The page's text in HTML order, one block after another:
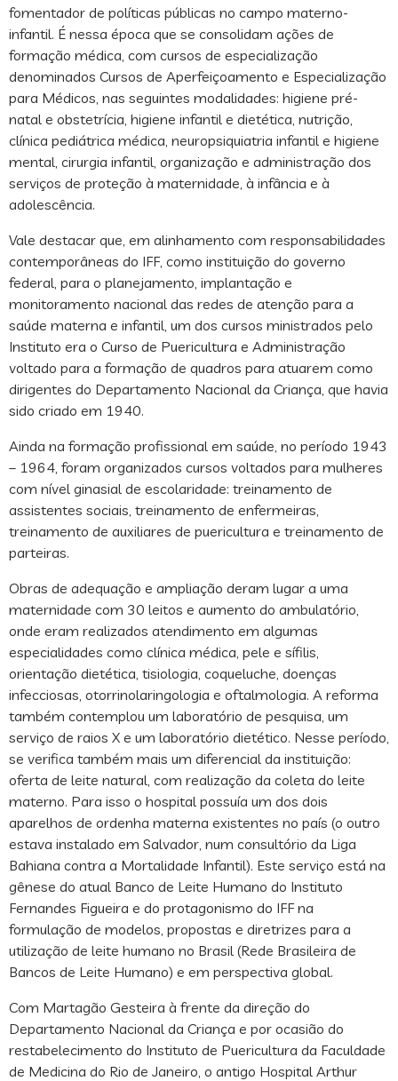
fomentador de políticas públicas no campo materno-
infantil. É nessa época que se consolidam ações de
formação médica, com cursos de especialização
denominados Cursos de Aperfeiçoamento e Especialização
para Médicos, nas seguintes modalidades: higiene pré-
natal e obstetrícia, higiene infantil e dietética, nutrição,
clínica pediátrica médica, neuropsiquiatria infantil e higiene
mental, cirurgia infantil, organização e administração dos
serviços de proteção à maternidade, à infância e à
adolescência.
Vale destacar que, em alinhamento com responsabilidades
contemporâneas do IFF, como instituição do governo
federal, para o planejamento, implantação e
monitoramento nacional das redes de atenção para a
saúde materna e infantil, um dos cursos ministrados pelo
Instituto era o Curso de Puericultura e Administração
voltado para a formação de quadros para atuarem como
dirigentes do Departamento Nacional da Criança, que havia
sido criado em 1940.
Ainda na formação profissional em saúde, no período 1943
– 1964, foram organizados cursos voltados para mulheres
com nível ginasial de escolaridade: treinamento de
assistentes sociais, treinamento de enfermeiras,
treinamento de auxiliares de puericultura e treinamento de
parteiras.
Obras de adequação e ampliação deram lugar a uma
maternidade com 30 leitos e aumento do ambulatório,
onde eram realizados atendimento em algumas
especialidades como clínica médica, pele e sífilis,
orientação dietética, tisiologia, coqueluche, doenças
infecciosas, otorrinolaringologia e oftalmologia. A reforma
também contemplou um laboratório de pesquisa, um
serviço de raios X e um laboratório dietético. Nesse período,
se verifica também mais um diferencial da instituição:
oferta de leite natural, com realização da coleta do leite
materno. Para isso o hospital possuía um dos dois
aparelhos de ordenha materna existentes no país (o outro
estava instalado em Salvador, num consultório da Liga
Bahiana contra a Mortalidade Infantil). Este serviço está na
gênese do atual Banco de Leite Humano do Instituto
Fernandes Figueira e do protagonismo do IFF na
formulação de modelos, propostas e diretrizes para a
utilização de leite humano no Brasil (Rede Brasileira de
Bancos de Leite Humano) e em perspectiva global.
Com Martagão Gesteira à frente da direção do
Departamento Nacional da Criança e por ocasião do
restabelecimento do Instituto de Puericultura da Faculdade
de Medicina do Rio de Janeiro, o antigo Hospital Arthur